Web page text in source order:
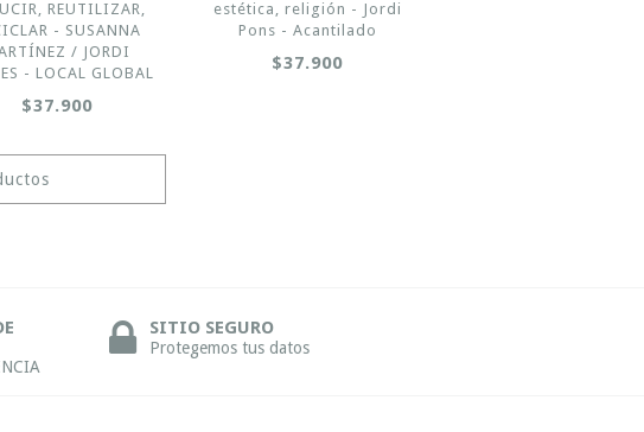
REUTILIZAR,
- SUSANNA
/ JORDI
- LOCAL GLOBAL
$37.900
estética, religión - Jordi
Pons - Acantilado
$37.900
SITIO SEGURO
Protegemos tus datos